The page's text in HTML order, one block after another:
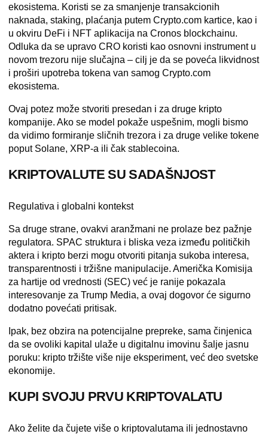
ekosistema. Koristi se za smanjenje transakcionih
naknada, staking, plaćanja putem Crypto.com kartice, kao i
u okviru DeFi i NFT aplikacija na Cronos blockchainu.
Odluka da se upravo CRO koristi kao osnovni instrument u
novom trezoru nije slučajna – cilj je da se poveća likvidnost
i proširi upotreba tokena van samog Crypto.com
ekosistema.
Ovaj potez može stvoriti presedan i za druge kripto
kompanije. Ako se model pokaže uspešnim, mogli bismo
da vidimo formiranje sličnih trezora i za druge velike tokene
poput Solane, XRP-a ili čak stablecoina.
KRIPTOVALUTE SU SADAŠNJOST
Regulativa i globalni kontekst
Sa druge strane, ovakvi aranžmani ne prolaze bez pažnje
regulatora. SPAC struktura i bliska veza između političkih
aktera i kripto berzi mogu otvoriti pitanja sukoba interesa,
transparentnosti i tržišne manipulacije. Američka Komisija
za hartije od vrednosti (SEC) već je ranije pokazala
interesovanje za Trump Media, a ovaj dogovor će sigurno
dodatno povećati pritisak.
Ipak, bez obzira na potencijalne prepreke, sama činjenica
da se ovoliki kapital ulaže u digitalnu imovinu šalje jasnu
poruku: kripto tržište više nije eksperiment, već deo svetske
ekonomije.
KUPI SVOJU PRVU KRIPTOVALATU
Ako želite da čujete više o kriptovalutama ili jednostavno